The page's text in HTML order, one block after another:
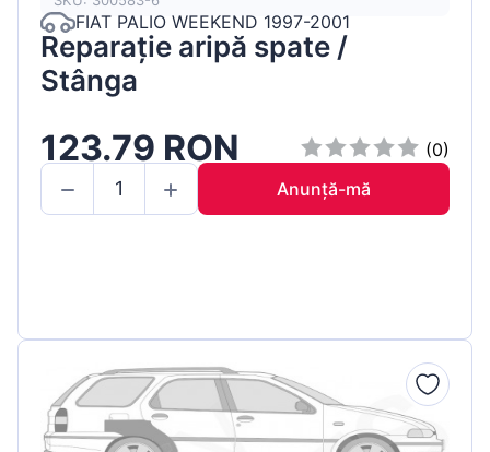
FIAT PALIO WEEKEND 1997-2001
Reparație aripă spate /
Stânga
123.79 RON
(0)
Anunță-mă